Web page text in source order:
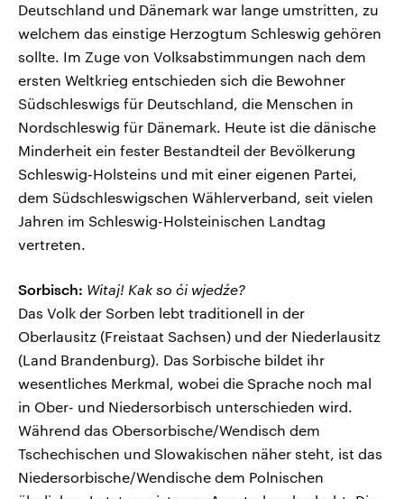
Deutschland und Dänemark war lange umstritten, zu
welchem das einstige Herzogtum Schleswig gehören
sollte. Im Zuge von Volksabstimmungen nach dem
ersten Weltkrieg entschieden sich die Bewohner
Südschleswigs für Deutschland, die Menschen in
Nordschleswig für Dänemark. Heute ist die dänische
Minderheit ein fester Bestandteil der Bevölkerung
Schleswig-Holsteins und mit einer eigenen Partei,
dem Südschleswigschen Wählerverband, seit vielen
Jahren im Schleswig-Holsteinischen Landtag
vertreten.
Sorbisch: Witaj! Kak so ći wjedźe?
Das Volk der Sorben lebt traditionell in der
Oberlausitz (Freistaat Sachsen) und der Niederlausitz
(Land Brandenburg). Das Sorbische bildet ihr
wesentliches Merkmal, wobei die Sprache noch mal
in Ober- und Niedersorbisch unterschieden wird.
Während das Obersorbische/Wendisch dem
Tschechischen und Slowakischen näher steht, ist das
Niedersorbische/Wendische dem Polnischen